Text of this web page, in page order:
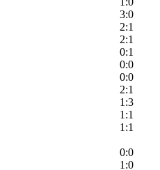
3:0
2:1
2:1
0:1
0:0
0:0
2:1
1:3
1:1
1:1
0:0
1:0